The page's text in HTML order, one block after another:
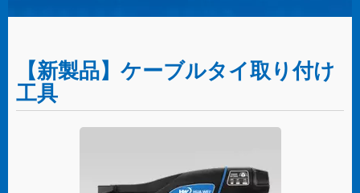
【新製品】ケーブルタイ取り付け
工具